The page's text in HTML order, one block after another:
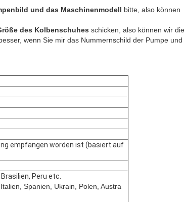
und das Maschinenmodell bitte, also können
des Kolbenschuhes schicken, also können wir die
wenn Sie mir das Nummernschild der Pumpe und
empfangen worden ist (basiert auf
Peru etc.
Spanien, Ukrain, Polen, Austra